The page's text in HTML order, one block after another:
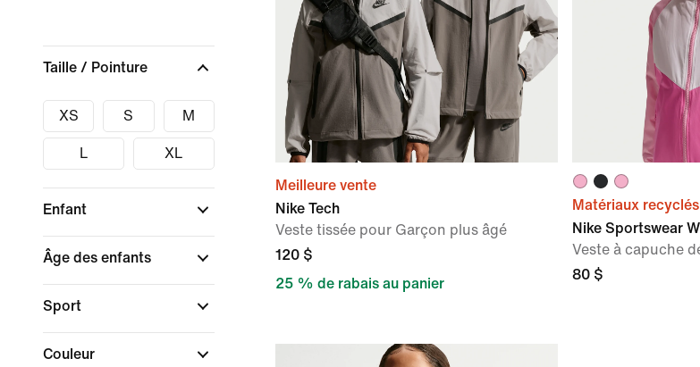
Taille / Pointure
XS S M
L XL
Enfant
Âge des enfants
Sport
Couleur
Meilleure vente
Nike Tech
Veste tissée pour Garçon plus âgé
120 $
25 % de rabais au panier
Matériaux recyclés
Nike Sportswear
Veste à capuche
80 $